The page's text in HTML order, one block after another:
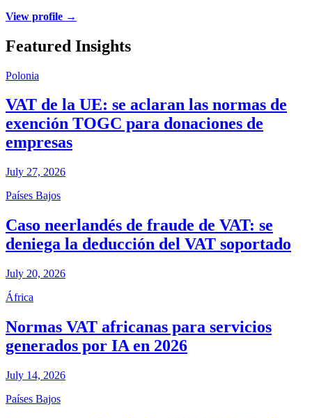
View profile →
Featured Insights
Polonia
VAT de la UE: se aclaran las normas de
exención TOGC para donaciones de
empresas
July 27, 2026
Países Bajos
Caso neerlandés de fraude de VAT: se
deniega la deducción del VAT soportado
July 20, 2026
África
Normas VAT africanas para servicios
generados por IA en 2026
July 14, 2026
Países Bajos